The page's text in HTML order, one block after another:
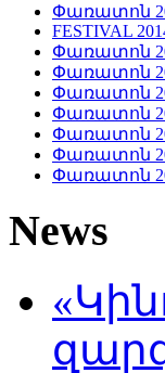
Փառատոն
FESTIVAL
Փառատոն
Փառատոն
Փառատոն
Փառատոն
Փառատոն
Փառատոն
Փառատոն
News